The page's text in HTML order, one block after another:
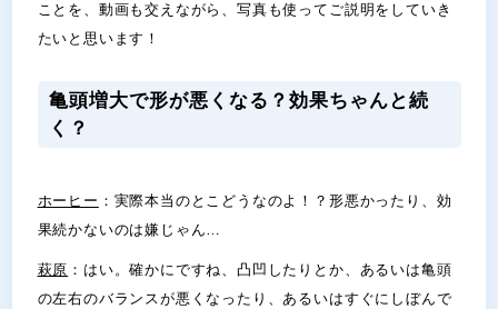
ことを、動画も交えながら、写真も使ってご説明をしていき
たいと思います！
亀頭増大で形が悪くなる？効果ちゃんと続
く？
ホーヒー ：実際本当のとこどうなのよ！？形悪かったり、効
果続かないのは嫌じゃん…
萩原 ：はい。確かにですね、凸凹したりとか、あるいは亀頭
の左右のバランスが悪くなったり、あるいはすぐにしぼんで